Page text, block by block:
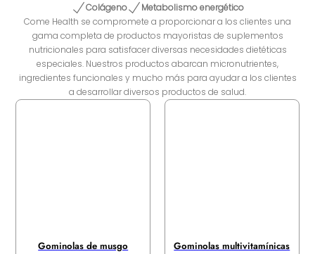
Colágeno
Metabolismo energético
Come Health se compromete a proporcionar a los clientes una
gama completa de productos mayoristas de suplementos
nutricionales para satisfacer diversas necesidades dietéticas
especiales. Nuestros productos abarcan micronutrientes,
ingredientes funcionales y mucho más para ayudar a los clientes
a desarrollar diversos productos de salud.
Gominolas de musgo
Gominolas multivitamínicas